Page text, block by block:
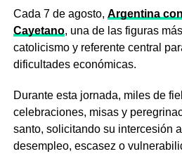
Cada 7 de agosto, Argentina
Cayetano, una de las figuras
catolicismo y referente central
dificultades económicas.
Durante esta jornada, miles de
celebraciones, misas y
santo, solicitando su intercesión
desempleo, escasez o